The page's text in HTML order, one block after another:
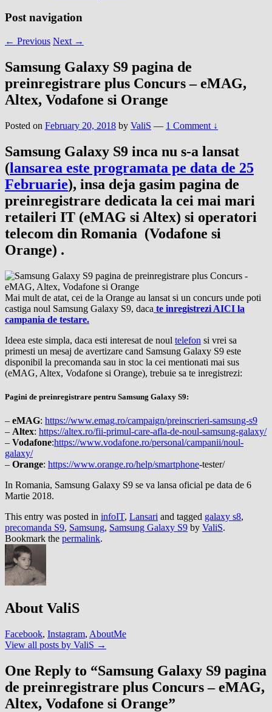
Post navigation
← Previous Next →
Samsung Galaxy S9 pagina de
preinregistrare plus Concurs – eMAG,
Altex, Vodafone si Orange
Posted on February 20, 2018 by ValiS — 1 Comment ↓
Samsung Galaxy S9 inca nu s-a lansat
(lansarea este programata pe data de 25
Februarie), insa deja gasim pagina de
preinregistrare dedicata la cei mai mari
retaileri IT (eMAG si Altex) si operatori
telecom din Romania (Vodafone si
Orange) .
Mai mult de atat, cei de la Orange au lansat si un concurs unde poti
castiga noul Samsung Galaxy S9, daca te inregistrezi AICI la
campania de testare.
Ideea este simpla, daca esti interesat de noul telefon si vrei sa
primesti un mesaj de avertizare cand Samsung Galaxy S9 este
disponibil la precomanda sau in stoc la cei mentionati mai sus
(eMAG, Altex, Vodafone si Orange), trebuie sa te inregistrezi:
Pagini de preinregistrare pentru Samsung Galaxy S9:
– eMAG: https://www.emag.ro/campaign/preinscrieri-samsung-s9
– Altex: https://altex.ro/fii-primul-care-afla-de-noul-samsung-galaxy/
– Vodafone:https://www.vodafone.ro/personal/campanii/noul-
galaxy/
– Orange: https://www.orange.ro/help/smartphone-tester/
In Romania, Samsung Galaxy S9 se va lansa oficial pe data de 6
Martie 2018.
This entry was posted in infoIT, Lansari and tagged galaxy s8,
precomanda S9, Samsung, Samsung Galaxy S9 by ValiS.
Bookmark the permalink.
About ValiS
Facebook, Instagram, AboutMe
View all posts by ValiS →
One Reply to “Samsung Galaxy S9 pagina
de preinregistrare plus Concurs – eMAG,
Altex, Vodafone si Orange”